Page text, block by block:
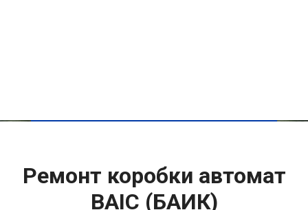
Ремонт коробки автомат
BAIC (БАИК)